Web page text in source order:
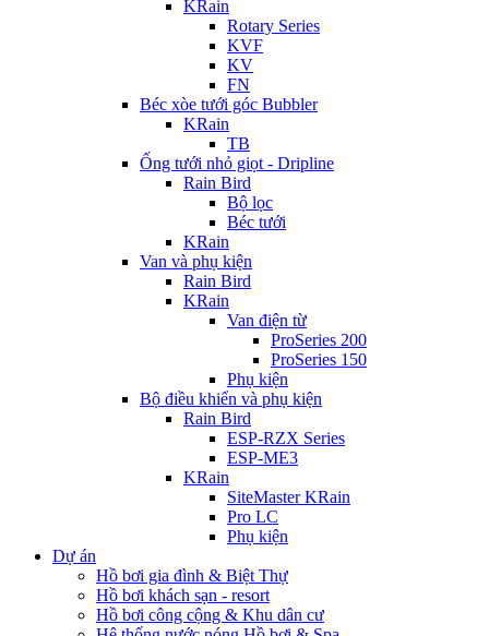
KRain
Rotary Series
KVF
KV
FN
Béc xòe tưới góc Bubbler
KRain
TB
Ống tưới nhỏ giọt - Dripline
Rain Bird
Bộ lọc
Béc tưới
KRain
Van và phụ kiện
Rain Bird
KRain
Van điện từ
ProSeries 200
ProSeries 150
Phụ kiện
Bộ điều khiển và phụ kiện
Rain Bird
ESP-RZX Series
ESP-ME3
KRain
SiteMaster KRain
Pro LC
Phụ kiện
Dự án
Hồ bơi gia đình & Biệt Thự
Hồ bơi khách sạn - resort
Hồ bơi công cộng & Khu dân cư